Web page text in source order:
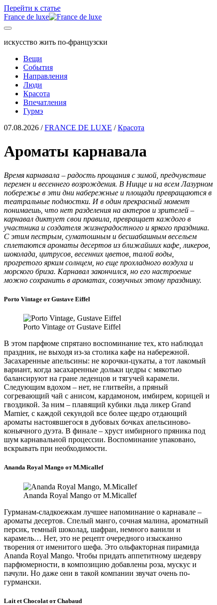
Перейти к статье
France de luxe
искусство жить по-французски
Вещи
События
Направления
Люди
Красота
Впечатления
Гурмэ
07.08.2026 /FRANCE DE LUXE /Красота
Ароматы карнавала
Время карнавала – радость прощания с зимой, предчувствие
перемен и весеннего возрождения. В Ницце и на всем Лазурном
побережье в эти дни набережные и площади превращаются в
театральные подмостки. И в один прекрасный момент
понимаешь, что нет разделения на актеров и зрителей –
карнавал диктует свои правила, превращает каждого в
участника и создателя жизнерадостного и яркого праздника.
С этим пестрым, суматошным и бесшабашным весельем
сплетаются ароматы десертов из ближайших кафе, ликеров,
шоколада, цитрусов, весенних цветов, талой воды,
прогретого ярким солнцем, но еще прохладного воздуха и
морского бриза. Карнавал закончился, но его настроение
можно сохранить в ароматах, созвучных этому празднику.
Porto Vintage от Gustave Eiffel
Porto Vintage от Gustave Eiffel
В этом парфюме спрятано воспоминание тех, кто наблюдал
праздник, не выходя из-за столика кафе на набережной.
Засахаренные апельсины: не корочки-цукаты, а тот лакомый
вариант, когда засахаренные дольки цедры с мякотью
балансируют на гране леденцов и тягучей карамели.
Следующим вдохом – нет, не глитвейн, а пряный
согревающий чай с анисом, кардамоном, имбирем, корицей и
гвоздикой. За ним – плавящий кубики льда ликер Grand
Marnier, с каждой секундой все более щедро отдающий
ароматы настоявшегося в дубовых бочках апельсиново-
коньячного дуэта. В финале – хруст имбирного пряника под
шум карнавальной процессии. Воспоминание упаковано,
вскрывать при необходимости.
Ananda Royal Mango от M.Micallef
Ananda Royal Mango от M.Micallef
Гурманам-сладкоежкам лучшее напоминание о карнавале –
ароматы десертов. Спелый манго, сочная малина, ароматный
персик, темный шоколад, шафран, немного ванили и
карамель… Нет, это не рецепт очередного изысканно
творения от именитого шефа. Это ольфакторная пирамида
Ananda Royal Mango. Чтобы придать аппетитному шедевру
парфюмерности, в композицию добавлены роза, мускус и
пачули. Но даже они в такой компании звучат очень по-
гурмански.
Lait et Chocolat от Chabaud